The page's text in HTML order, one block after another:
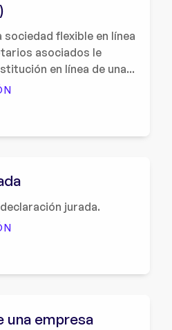
flexible en línea
asociados le
en línea de una...
jurada.
empresa